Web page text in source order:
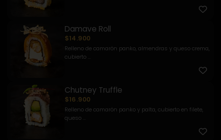
Damave Roll
$14.900
Relleno de camarón panko, almendras y queso crema,
cubierto ...
Chutney Truffle
$16.900
Relleno de camarón panko y palta, cubierto en filete,
queso ...